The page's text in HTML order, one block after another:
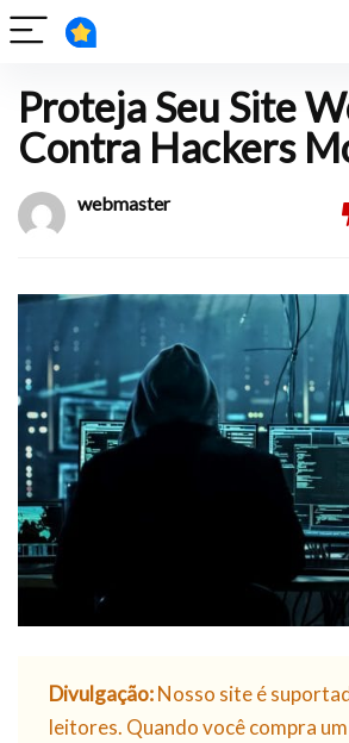
Proteja Seu Site
Contra Hackers
webmaster
Divulgação:Nosso site é
leitores. Quando você compra